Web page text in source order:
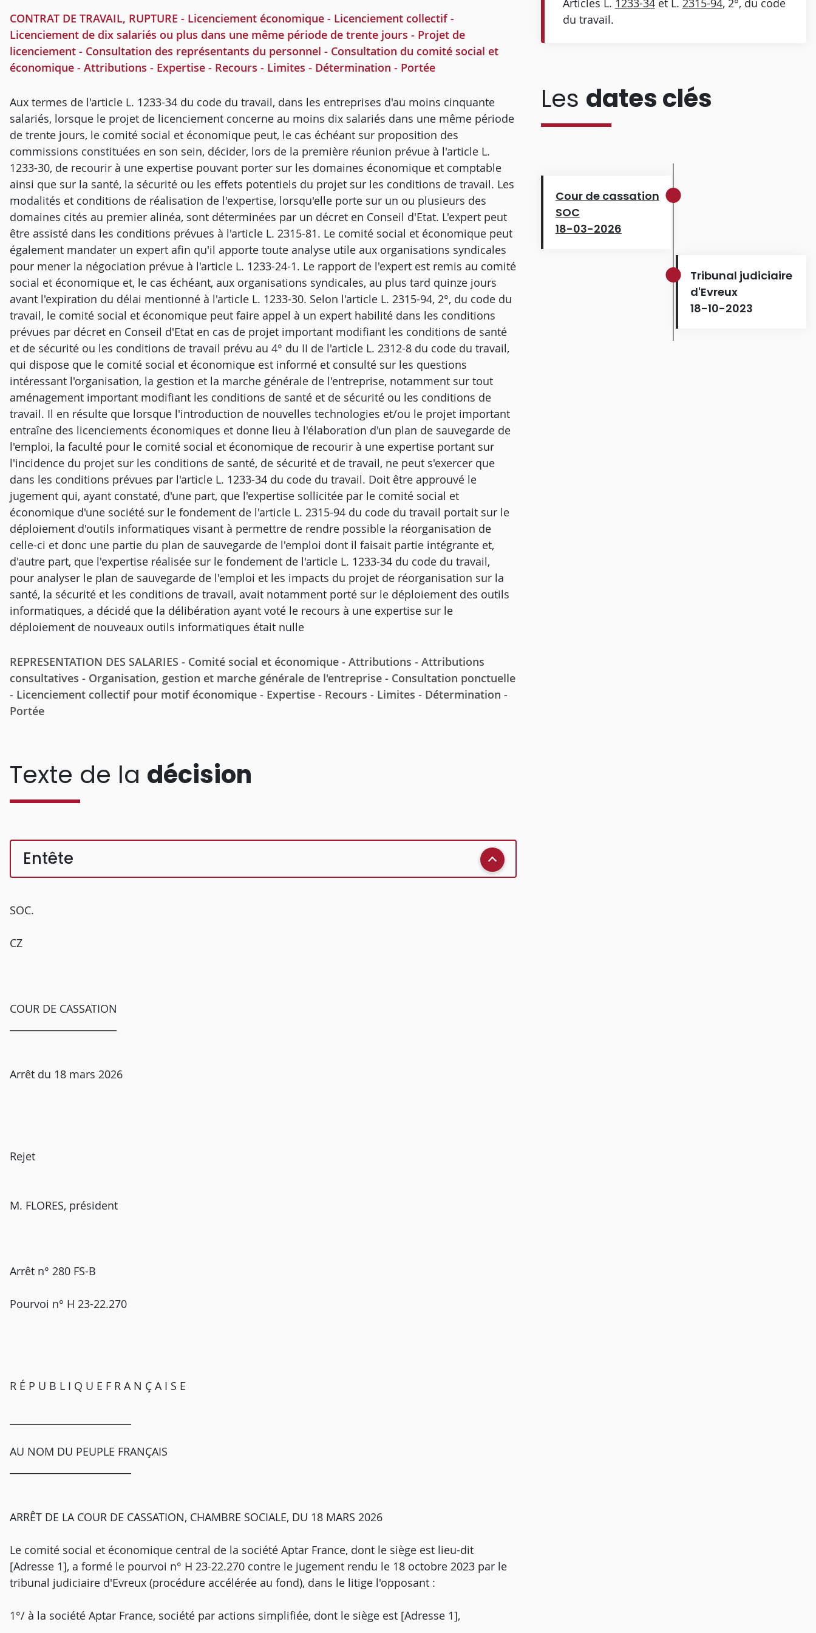
CONTRAT DE TRAVAIL, RUPTURE - Licenciement économique - Licenciement collectif -
Licenciement de dix salariés ou plus dans une même période de trente jours - Projet de
licenciement - Consultation des représentants du personnel - Consultation du comité social et
économique - Attributions - Expertise - Recours - Limites - Détermination - Portée
Aux termes de l'article L. 1233-34 du code du travail, dans les entreprises d'au moins cinquante
salariés, lorsque le projet de licenciement concerne au moins dix salariés dans une même période
de trente jours, le comité social et économique peut, le cas échéant sur proposition des
commissions constituées en son sein, décider, lors de la première réunion prévue à l'article L.
1233-30, de recourir à une expertise pouvant porter sur les domaines économique et comptable
ainsi que sur la santé, la sécurité ou les effets potentiels du projet sur les conditions de travail. Les
modalités et conditions de réalisation de l'expertise, lorsqu'elle porte sur un ou plusieurs des
domaines cités au premier alinéa, sont déterminées par un décret en Conseil d'Etat. L'expert peut
être assisté dans les conditions prévues à l'article L. 2315-81. Le comité social et économique peut
également mandater un expert afin qu'il apporte toute analyse utile aux organisations syndicales
pour mener la négociation prévue à l'article L. 1233-24-1. Le rapport de l'expert est remis au comité
social et économique et, le cas échéant, aux organisations syndicales, au plus tard quinze jours
avant l'expiration du délai mentionné à l'article L. 1233-30. Selon l'article L. 2315-94, 2°, du code du
travail, le comité social et économique peut faire appel à un expert habilité dans les conditions
prévues par décret en Conseil d'Etat en cas de projet important modifiant les conditions de santé
et de sécurité ou les conditions de travail prévu au 4° du II de l'article L. 2312-8 du code du travail,
qui dispose que le comité social et économique est informé et consulté sur les questions
intéressant l'organisation, la gestion et la marche générale de l'entreprise, notamment sur tout
aménagement important modifiant les conditions de santé et de sécurité ou les conditions de
travail. Il en résulte que lorsque l'introduction de nouvelles technologies et/ou le projet important
entraîne des licenciements économiques et donne lieu à l'élaboration d'un plan de sauvegarde de
l'emploi, la faculté pour le comité social et économique de recourir à une expertise portant sur
l'incidence du projet sur les conditions de santé, de sécurité et de travail, ne peut s'exercer que
dans les conditions prévues par l'article L. 1233-34 du code du travail. Doit être approuvé le
jugement qui, ayant constaté, d'une part, que l'expertise sollicitée par le comité social et
économique d'une société sur le fondement de l'article L. 2315-94 du code du travail portait sur le
déploiement d'outils informatiques visant à permettre de rendre possible la réorganisation de
celle-ci et donc une partie du plan de sauvegarde de l'emploi dont il faisait partie intégrante et,
d'autre part, que l'expertise réalisée sur le fondement de l'article L. 1233-34 du code du travail,
pour analyser le plan de sauvegarde de l'emploi et les impacts du projet de réorganisation sur la
santé, la sécurité et les conditions de travail, avait notamment porté sur le déploiement des outils
informatiques, a décidé que la délibération ayant voté le recours à une expertise sur le
déploiement de nouveaux outils informatiques était nulle
REPRESENTATION DES SALARIES - Comité social et économique - Attributions - Attributions
consultatives - Organisation, gestion et marche générale de l'entreprise - Consultation ponctuelle
- Licenciement collectif pour motif économique - Expertise - Recours - Limites - Détermination -
Portée
Texte de la décision
Entête
SOC.
CZ
COUR DE CASSATION
Arrêt du 18 mars 2026
Rejet
M. FLORES, président
Arrêt n° 280 FS-B
Pourvoi n° H 23-22.270
R É P U B L I Q U E F R A N Ç A I S E
AU NOM DU PEUPLE FRANÇAIS
ARRÊT DE LA COUR DE CASSATION, CHAMBRE SOCIALE, DU 18 MARS 2026
Le comité social et économique central de la société Aptar France, dont le siège est lieu-dit
[Adresse 1], a formé le pourvoi n° H 23-22.270 contre le jugement rendu le 18 octobre 2023 par le
tribunal judiciaire d'Evreux (procédure accélérée au fond), dans le litige l'opposant :
1°/ à la société Aptar France, société par actions simplifiée, dont le siège est [Adresse 1],
Articles L. 1233-34et L. 2315-94, 2°, du code
du travail.
Les dates clés
Cour de cassation
SOC
18-03-2026
Tribunal judiciaire
d'Evreux
18-10-2023